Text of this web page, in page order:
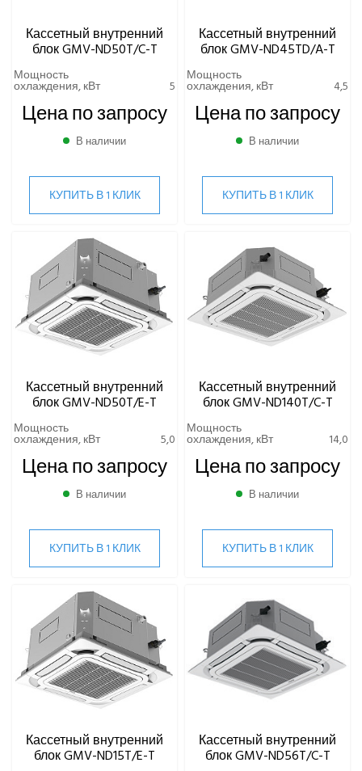
Кассетный внутренний
блок GMV-ND50T/C-T
Мощность
охлаждения, кВт 5
Цена по запросу
В наличии
КУПИТЬ В 1 КЛИК
Кассетный внутренний
блок GMV-ND45TD/A-T
Мощность
охлаждения, кВт 4,5
Цена по запросу
В наличии
КУПИТЬ В 1 КЛИК
Кассетный внутренний
блок GMV-ND50T/E-T
Мощность
охлаждения, кВт 5,0
Цена по запросу
В наличии
КУПИТЬ В 1 КЛИК
Кассетный внутренний
блок GMV-ND140T/C-T
Мощность
охлаждения, кВт 14,0
Цена по запросу
В наличии
КУПИТЬ В 1 КЛИК
Кассетный внутренний
блок GMV-ND15T/E-T
Кассетный внутренний
блок GMV-ND56T/C-T